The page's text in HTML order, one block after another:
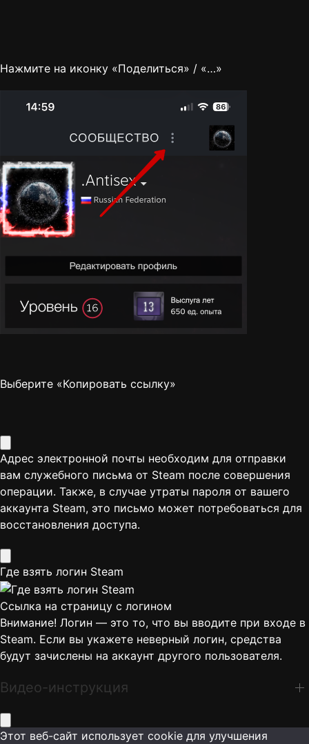
Нажмите на иконку «Поделиться» / «…»
Выберите «Копировать ссылку»
Адрес электронной почты необходим для отправки
вам служебного письма от Steam после совершения
операции. Также, в случае утраты пароля от вашего
аккаунта Steam, это письмо может потребоваться для
восстановления доступа.
Где взять логин Steam
Ссылка на страницу с логином
Внимание! Логин — это то, что вы вводите при входе в
Steam. Если вы укажете неверный логин, средства
будут зачислены на аккаунт другого пользователя.
Видео-инструкция
Этот веб-сайт использует cookie для улучшения